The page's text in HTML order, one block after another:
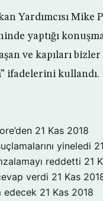
Yardımcısı Mike
yaptığı
ve kapıları
ifadelerini kullandı.
21 Kas 2018
yineledi
reddetti 21
verdi 21 Kas
edecek 21 Kas 2018